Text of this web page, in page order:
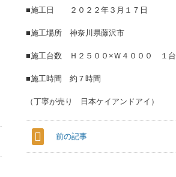
■施工日 ２０２２年３月１７日
■施工場所 神奈川県藤沢市
■施工台数 Ｈ２５００×Ｗ４０００ １台
■施工時間 約７時間
（丁寧が売り 日本ケイアンドアイ）
前の記事